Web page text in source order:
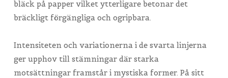
bläck på papper vilket ytterligare betonar det
bräckligt förgängliga och ogripbara.
Intensiteten och variationerna i de svarta linjerna
ger upphov till stämningar där starka
motsättningar framstår i mystiska former. På sitt